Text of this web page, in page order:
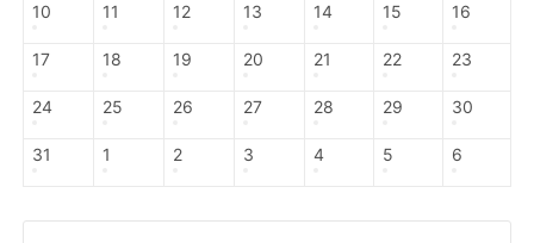
10 11 12 13 14 15 16
17 18 19 20 21 22 23
24 25 26 27 28 29 30
31 1 2 3 4 5 6